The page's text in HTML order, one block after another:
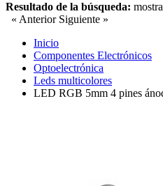
Resultado de la búsqueda:
« Anterior Siguiente »
Inicio
Componentes Electrónicos
Optoelectrónica
Leds multicolores
LED RGB 5mm 4 pines